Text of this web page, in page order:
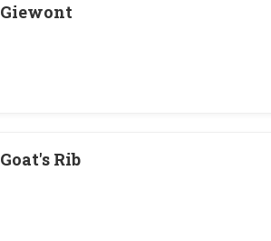
Giewont
Goat's Rib